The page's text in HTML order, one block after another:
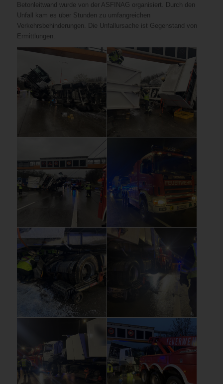
Betonleitwand wurde von der ASFINAG organisiert. Durch den
Unfall kam es über Stunden zu umfangreichen
Verkehrsbehinderungen. Die Unfallursache ist Gegenstand von
Ermittlungen.